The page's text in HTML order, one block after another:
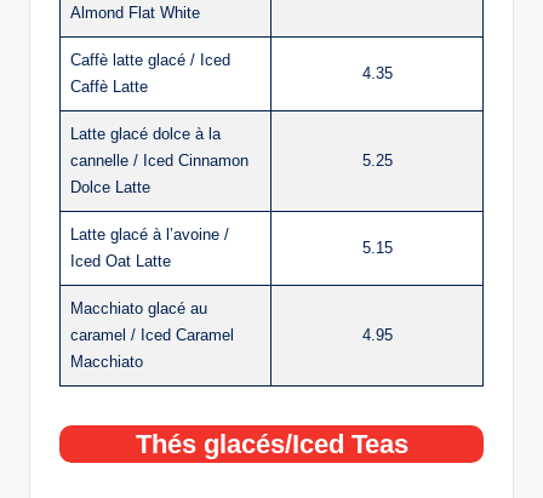
Almond Flat White
Caffè latte glacé / Iced
Caffè Latte
4.35
Latte glacé dolce à la
cannelle / Iced Cinnamon
Dolce Latte
5.25
Latte glacé à l’avoine /
Iced Oat Latte
5.15
Macchiato glacé au
caramel / Iced Caramel
Macchiato
4.95
Thés glacés/Iced Teas